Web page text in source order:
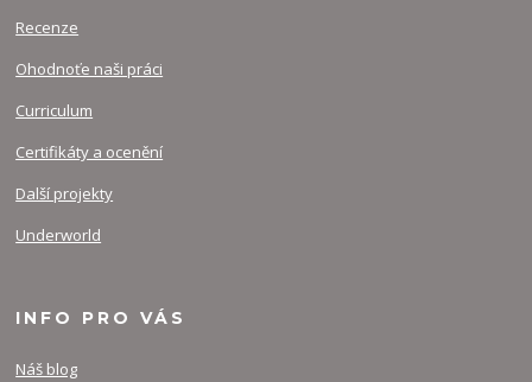
Recenze
Ohodnoťe naši práci
Curriculum
Certifikáty a ocenění
Další projekty
Underworld
INFO PRO VÁS
Náš blog